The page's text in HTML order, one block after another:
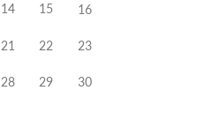
14 15 16
21 22 23
28 29 30